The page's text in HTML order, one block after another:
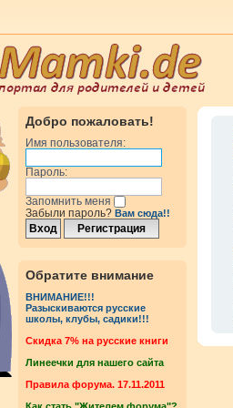
Добро пожаловать!
Имя пользователя:
Пароль:
Запомнить меня
Забыли пароль? Вам сюда!!
Обратите внимание
ВНИМАНИЕ!!!
Разыскиваются русские
школы, клубы, садики!!!
Cкидка 7% на русские книги
Линеечки для нашего сайта
Правила форума. 17.11.2011